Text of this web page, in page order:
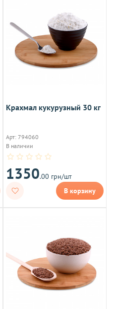
Крахмал кукурузный 30 кг
Арт: 794060
В наличии
1350.00 грн/шт
В корзину